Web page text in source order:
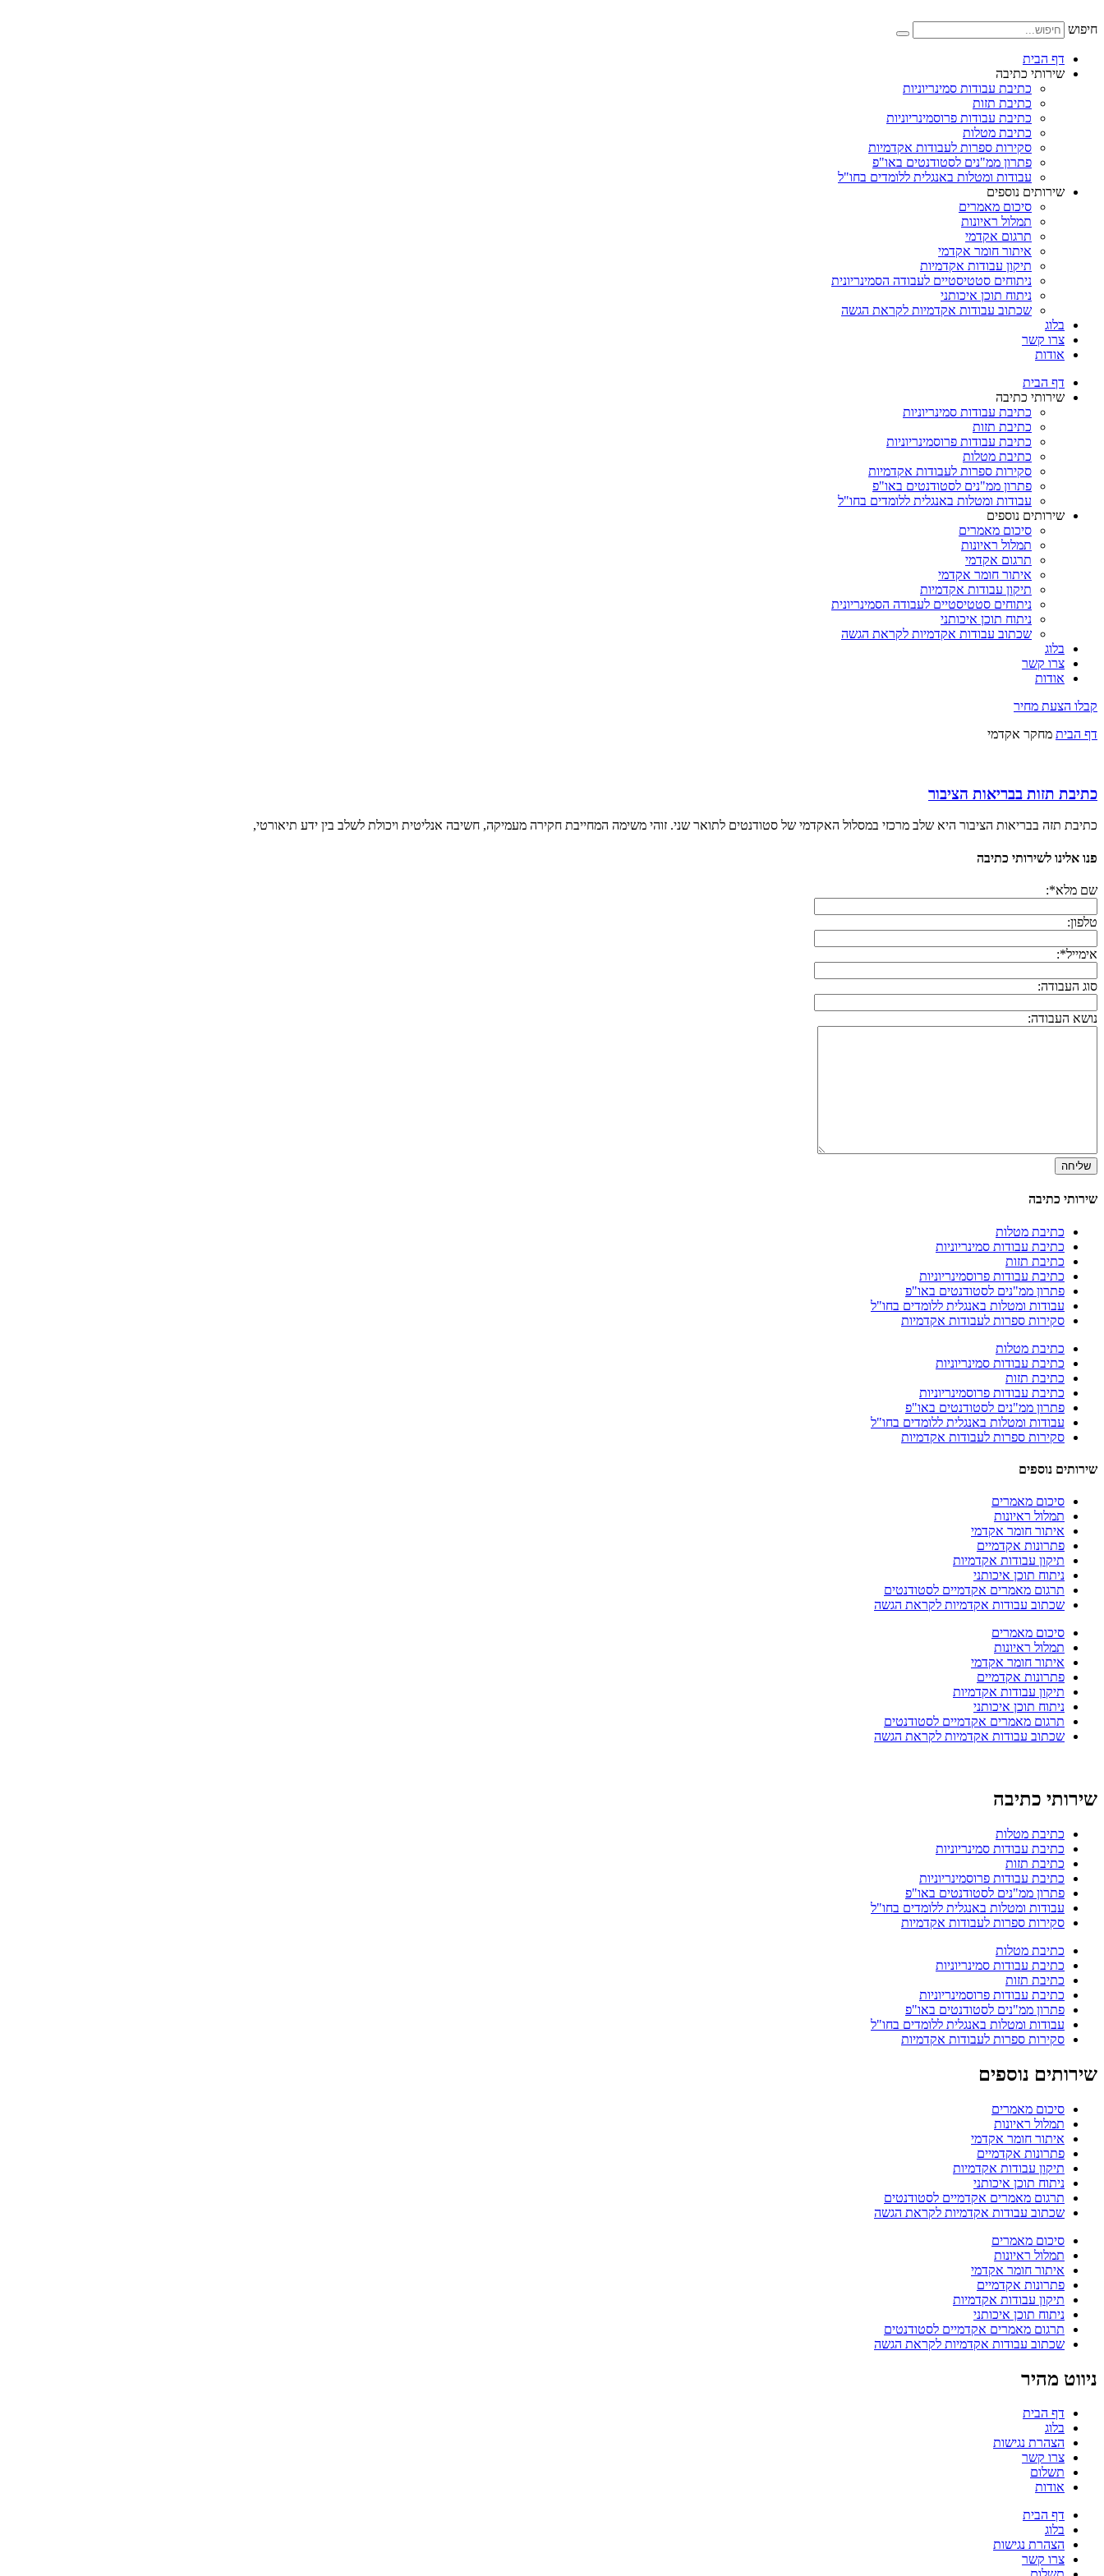
לתוכן
חיפוש
דף הבית
שירותי כתיבה
כתיבת עבודות סמינריוניות
כתיבת תזות
כתיבת עבודות פרוסמינריוניות
כתיבת מטלות
סקירות ספרות לעבודות אקדמיות
פתרון ממ"נים לסטודנטים באו"פ
עבודות ומטלות באנגלית ללומדים בחו"ל
שירותים נוספים
סיכום מאמרים
תמלול ראיונות
תרגום אקדמי
איתור חומר אקדמי
תיקון עבודות אקדמיות
ניתוחים סטטיסטיים לעבודה הסמינריונית
ניתוח תוכן איכותני
שכתוב עבודות אקדמיות לקראת הגשה
בלוג
צרו קשר
אודות
דף הבית
שירותי כתיבה
כתיבת עבודות סמינריוניות
כתיבת תזות
כתיבת עבודות פרוסמינריוניות
כתיבת מטלות
סקירות ספרות לעבודות אקדמיות
פתרון ממ"נים לסטודנטים באו"פ
עבודות ומטלות באנגלית ללומדים בחו"ל
שירותים נוספים
סיכום מאמרים
תמלול ראיונות
תרגום אקדמי
איתור חומר אקדמי
תיקון עבודות אקדמיות
ניתוחים סטטיסטיים לעבודה הסמינריונית
ניתוח תוכן איכותני
שכתוב עבודות אקדמיות לקראת הגשה
בלוג
צרו קשר
אודות
קבלו הצעת מחיר
דף הבית מחקר אקדמי
כתיבת תזות בבריאות הציבור
כתיבת תזה בבריאות הציבור היא שלב מרכזי במסלול האקדמי של סטודנטים לתואר שני. זוהי משימה המחייבת חקירה מעמיקה, חשיבה אנליטית ויכולת לשלב בין ידע תיאורטי,
פנו אלינו לשירותי כתיבה
שם מלא*:
טלפון:
אימייל*:
סוג העבודה:
נושא העבודה:
שירותי כתיבה
כתיבת מטלות
כתיבת עבודות סמינריוניות
כתיבת תזות
כתיבת עבודות פרוסמינריוניות
פתרון ממ"נים לסטודנטים באו"פ
עבודות ומטלות באנגלית ללומדים בחו"ל
סקירות ספרות לעבודות אקדמיות
כתיבת מטלות
כתיבת עבודות סמינריוניות
כתיבת תזות
כתיבת עבודות פרוסמינריוניות
פתרון ממ"נים לסטודנטים באו"פ
עבודות ומטלות באנגלית ללומדים בחו"ל
סקירות ספרות לעבודות אקדמיות
שירותים נוספים
סיכום מאמרים
תמלול ראיונות
איתור חומר אקדמי
פתרונות אקדמיים
תיקון עבודות אקדמיות
ניתוח תוכן איכותני
תרגום מאמרים אקדמיים לסטודנטים
שכתוב עבודות אקדמיות לקראת הגשה
סיכום מאמרים
תמלול ראיונות
איתור חומר אקדמי
פתרונות אקדמיים
תיקון עבודות אקדמיות
ניתוח תוכן איכותני
תרגום מאמרים אקדמיים לסטודנטים
שכתוב עבודות אקדמיות לקראת הגשה
שירותי כתיבה
כתיבת מטלות
כתיבת עבודות סמינריוניות
כתיבת תזות
כתיבת עבודות פרוסמינריוניות
פתרון ממ"נים לסטודנטים באו"פ
עבודות ומטלות באנגלית ללומדים בחו"ל
סקירות ספרות לעבודות אקדמיות
כתיבת מטלות
כתיבת עבודות סמינריוניות
כתיבת תזות
כתיבת עבודות פרוסמינריוניות
פתרון ממ"נים לסטודנטים באו"פ
עבודות ומטלות באנגלית ללומדים בחו"ל
סקירות ספרות לעבודות אקדמיות
שירותים נוספים
סיכום מאמרים
תמלול ראיונות
איתור חומר אקדמי
פתרונות אקדמיים
תיקון עבודות אקדמיות
ניתוח תוכן איכותני
תרגום מאמרים אקדמיים לסטודנטים
שכתוב עבודות אקדמיות לקראת הגשה
סיכום מאמרים
תמלול ראיונות
איתור חומר אקדמי
פתרונות אקדמיים
תיקון עבודות אקדמיות
ניתוח תוכן איכותני
תרגום מאמרים אקדמיים לסטודנטים
שכתוב עבודות אקדמיות לקראת הגשה
ניווט מהיר
דף הבית
בלוג
הצהרת נגישות
צרו קשר
תשלום
אודות
דף הבית
בלוג
הצהרת נגישות
צרו קשר